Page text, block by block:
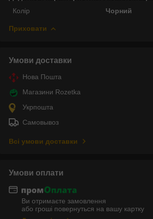
Колір
Чорний
Приховати
Умови доставки
Нова Пошта
Магазини Rozetka
Укрпошта
Самовывоз
Всі умови доставки
Умови оплати
Ви отримаєте замовлення
або гроші повернуться на вашу картку